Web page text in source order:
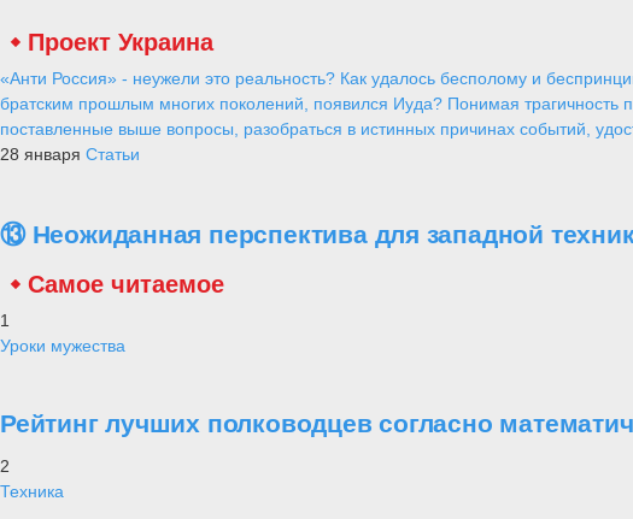
Проект Украина
«Анти Россия» - неужели это реальность? Как удалось бесполому и
братским прошлым многих поколений, появился Иуда? Понимая
поставленные выше вопросы, разобраться в истинных причинах событий,
28 января Статьи
⑬ Неожиданная перспектива для западной
Самое читаемое
1
Уроки мужества
Рейтинг лучших полководцев согласно
2
Техника